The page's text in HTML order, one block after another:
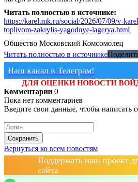
Читать полностью в источнике:
https://karel.mk.ru/social/2026/07/09/v-
toplivom-zakrylis-yagodnye-lagerya.html
Общество Московский Комсомолец
Читать полностью в источнике
Наш канал в Телеграм!
ДЛЯ ОЦЕНКИ НОВОСТИ
Комментарии 0
Пока нет комментариев
Введите свои данные, чтобы написать
Сохранить
Вернуться ко всем новостям
Поддержать наш проект
сайта